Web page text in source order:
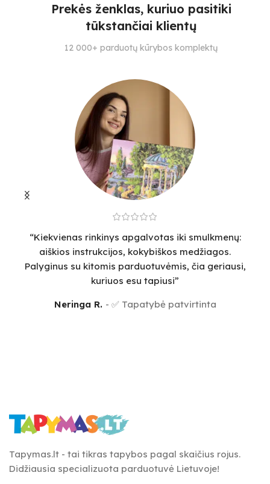
SUDĖTINGUMO LYGIS
27
SUDĖTINGUMO LYGIS
3
Prekės ženklas, kuriuo pasitiki
tūkstančiai klientų
12 000+ parduotų kūrybos komplektų
“Kiekvienas rinkinys apgalvotas iki smulkmenų:
aiškios instrukcijos, kokybiškos medžiagos.
Palyginus su kitomis parduotuvėmis, čia geriausi,
kuriuos esu tapiusi”
Neringa R. ✅ Tapatybė patvirtinta
Tapymas.lt - tai tikras tapybos pagal skaičius rojus.
Didžiausia specializuota parduotuvė Lietuvoje!